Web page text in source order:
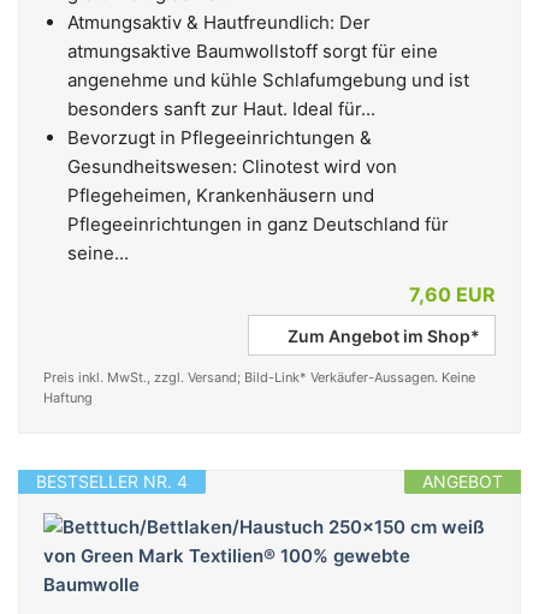
Atmungsaktiv & Hautfreundlich: Der
atmungsaktive Baumwollstoff sorgt für eine
angenehme und kühle Schlafumgebung und ist
besonders sanft zur Haut. Ideal für...
Bevorzugt in Pflegeeinrichtungen &
Gesundheitswesen: Clinotest wird von
Pflegeheimen, Krankenhäusern und
Pflegeeinrichtungen in ganz Deutschland für
seine...
7,60 EUR
Zum Angebot im Shop*
Preis inkl. MwSt., zzgl. Versand; Bild-Link* Verkäufer-Aussagen. Keine
Haftung
ANGEBOT
BESTSELLER NR. 4